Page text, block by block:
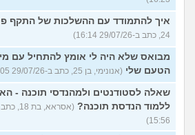
איך להתמודד עם ההשלכות של התקף
24, כתב ב-29/07/26 16:14)
מבואס שלא היה לי אומץ להתחיל עם
הטעם שלי (אנונימי, בן 25, כתב ב-29/07/26 16:05)
שאלה לסטודנטים ולמהנדסי תוכנה -
ללמוד הנדסת תוכנה?
15:56)